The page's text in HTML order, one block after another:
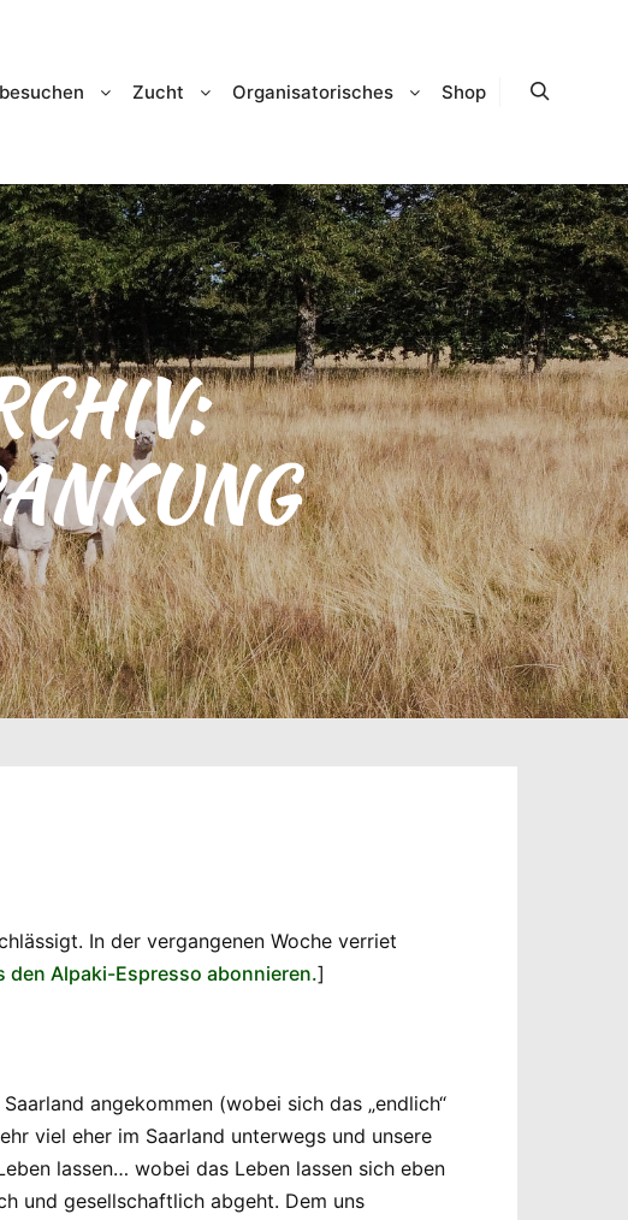
Zucht Organisatorisches Shop
In der vergangenen Woche verriet
den Alpaki-Espresso abonnieren.]
angekommen (wobei sich das „endlich“
viel eher im Saarland unterwegs und unsere
lassen… wobei das Leben lassen sich eben
und gesellschaftlich abgeht. Dem uns